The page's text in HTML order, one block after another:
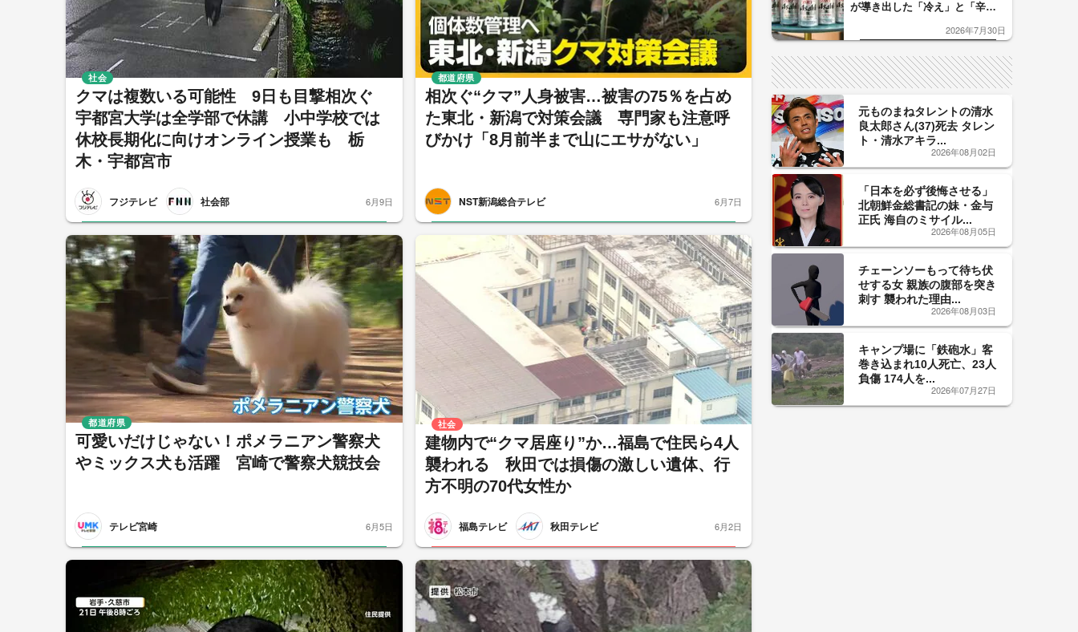
クマは複数いる可能性 9日も目撃相次ぐ
宇都宮大学は全学部で休講 小中学校では
休校長期化に向けオンライン授業も 栃
木・宇都宮市
フジテレビ 社会部
社会
6月9日
相次ぐ“クマ”人身被害…被害の75％を占め
た東北・新潟で対策会議 専門家も注意呼
びかけ「8月前半まで山にエサがない」
NST新潟総合テレビ
都道府県
6月7日
可愛いだけじゃない！ポメラニアン警察犬
やミックス犬も活躍 宮崎で警察犬競技会
テレビ宮崎
都道府県
6月5日
建物内で“クマ居座り”か…福島で住民ら4人
襲われる 秋田では損傷の激しい遺体、行
方不明の70代女性か
福島テレビ 秋田テレビ
社会
6月2日
が導き出した「冷え」と「辛
した「辛口カーブ」が飲み頃の
2026年7月30日
元ものまねタレントの清水
良太郎さん(37)死去 タレン
ト・清水アキラ...
2026年08月02日
「日本を必ず後悔させる」
北朝鮮金総書記の妹・金与
正氏 海自のミサイル...
2026年08月05日
チェーンソーもって待ち伏
せする女 親族の腹部を突き
刺す 襲われた理由...
2026年08月03日
キャンプ場に「鉄砲水」客
巻き込まれ10人死亡、23人
負傷 174人を...
2026年07月27日